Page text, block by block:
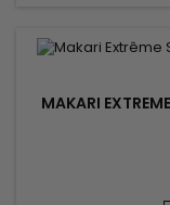
MAKARI